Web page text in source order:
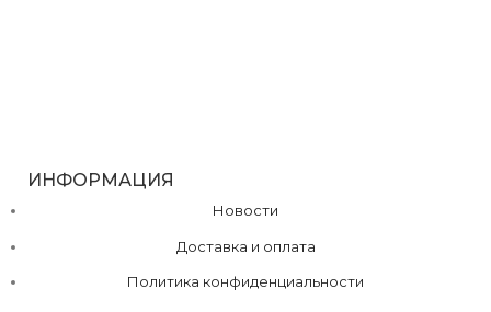
ИНФОРМАЦИЯ
Новости
Доставка и оплата
Политика конфиденциальности